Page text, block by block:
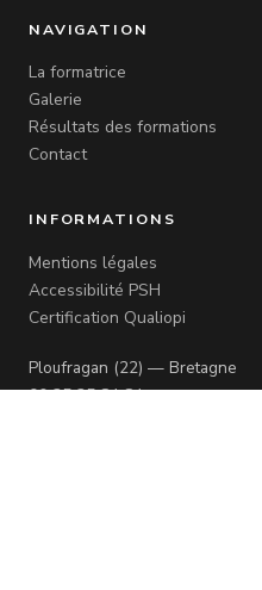
NAVIGATION
La formatrice
Galerie
Résultats des formations
Contact
INFORMATIONS
Mentions légales
Accessibilité PSH
Certification Qualiopi
Ploufragan (22) — Bretagne
06 35 35 84 84